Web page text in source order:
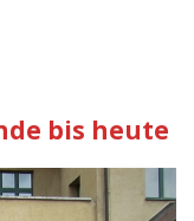
bis heute